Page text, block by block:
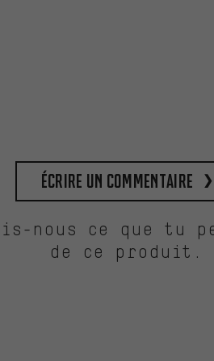
Écrire un commentaire
nous ce que tu
de ce produit.